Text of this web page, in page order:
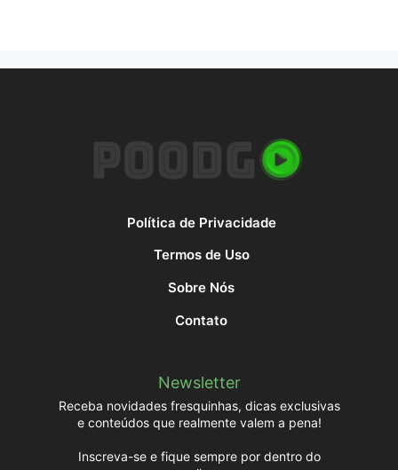
Política de Privacidade
Termos de Uso
Sobre Nós
Contato
Newsletter
Receba novidades fresquinhas, dicas exclusivas
e conteúdos que realmente valem a pena!
Inscreva-se e fique sempre por dentro do